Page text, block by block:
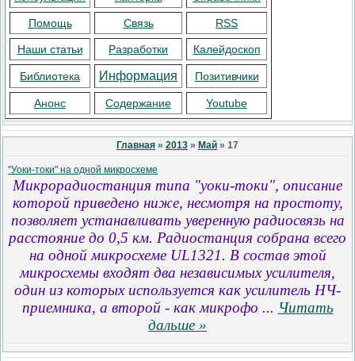
Помощь Связь RSS
Наши статьи Разработки Калейдоскоп
Библиотека Информация Позитивчики
Анонс Содержание Youtube
Главная » 2013 » Май » 17
"Уоки-токи" на одной микросхеме
Микрорадиостанция типа "уоки-токи", описание
которой приведено ниже, несмотря на простоту,
позволяет устанавливать уверенную радиосвязь на
расстояние до 0,5 км. Радиостанция собрана всего
на одной микросхеме UL1321. В состав этой
микросхемы входят два независимых усилителя,
один из которых используется как усилитель НЧ-
приемника, а второй - как микрофо ... Читать
дальше »